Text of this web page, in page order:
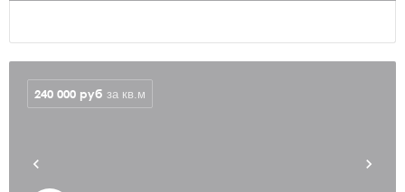
240 000 руб за кв.м